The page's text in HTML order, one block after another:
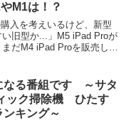
M1は！？
購入を考えいるけど、新型
旧型か...」M5 iPad Proが
だM4 iPad Proを販売して
なる番組です ～サタ
ック掃除機 ひたす
ンキング～